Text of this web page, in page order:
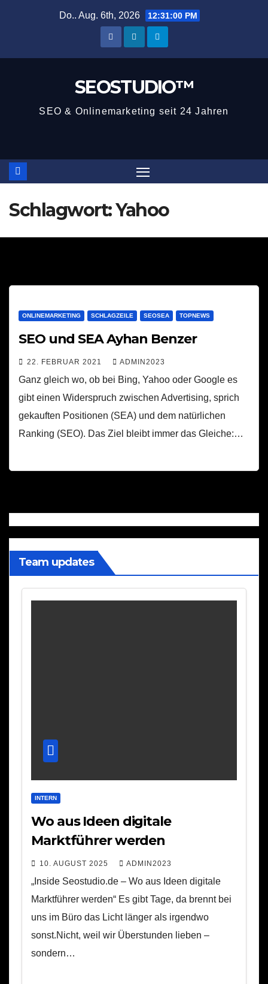
Do.. Aug. 6th, 2026 12:31:01 PM
SEOSTUDIO™
SEO & Onlinemarketing seit 24 Jahren
Schlagwort:Yahoo
ONLINEMARKETING SCHLAGZEILE SEOSEA TOPNEWS
SEO und SEA Ayhan Benzer
22. FEBRUAR 2021 ADMIN2023
Ganz gleich wo, ob bei Bing, Yahoo oder Google es
gibt einen Widerspruch zwischen Advertising, sprich
gekauften Positionen (SEA) und dem natürlichen
Ranking (SEO). Das Ziel bleibt immer das Gleiche:…
Team updates
INTERN
Wo aus Ideen digitale
Marktführer werden
10. AUGUST 2025 ADMIN2023
„Inside Seostudio.de – Wo aus Ideen digitale
Marktführer werden“ Es gibt Tage, da brennt bei
uns im Büro das Licht länger als irgendwo
sonst.Nicht, weil wir Überstunden lieben –
sondern…